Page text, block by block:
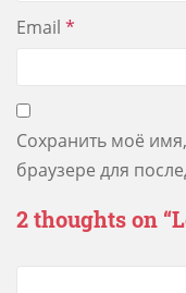
Email *
Сохранить моё
браузере для
2 thoughts on “